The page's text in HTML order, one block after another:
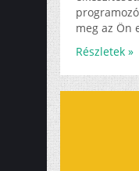
meg az Ön
Részletek »